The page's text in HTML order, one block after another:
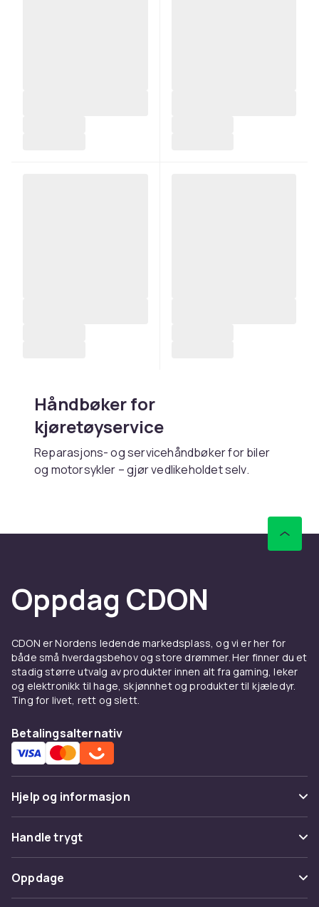
Håndbøker for
kjøretøyservice
Reparasjons- og servicehåndbøker for biler
og motorsykler – gjør vedlikeholdet selv.
kjøretøyservice – med rask levering og trygt
kjøp.
Oppdag CDON
CDON er Nordens ledende markedsplass, og vi er her for
både små hverdagsbehov og store drømmer. Her finner du et
stadig større utvalg av produkter innen alt fra gaming, leker
og elektronikk til hage, skjønnhet og produkter til kjæledyr.
Ting for livet, rett og slett.
Betalingsalternativ
Hjelp og informasjon
Vanlige spørsmål
Spor pakke
Angre & returner her
Handle trygt
Betaling
Levering
Oppdage